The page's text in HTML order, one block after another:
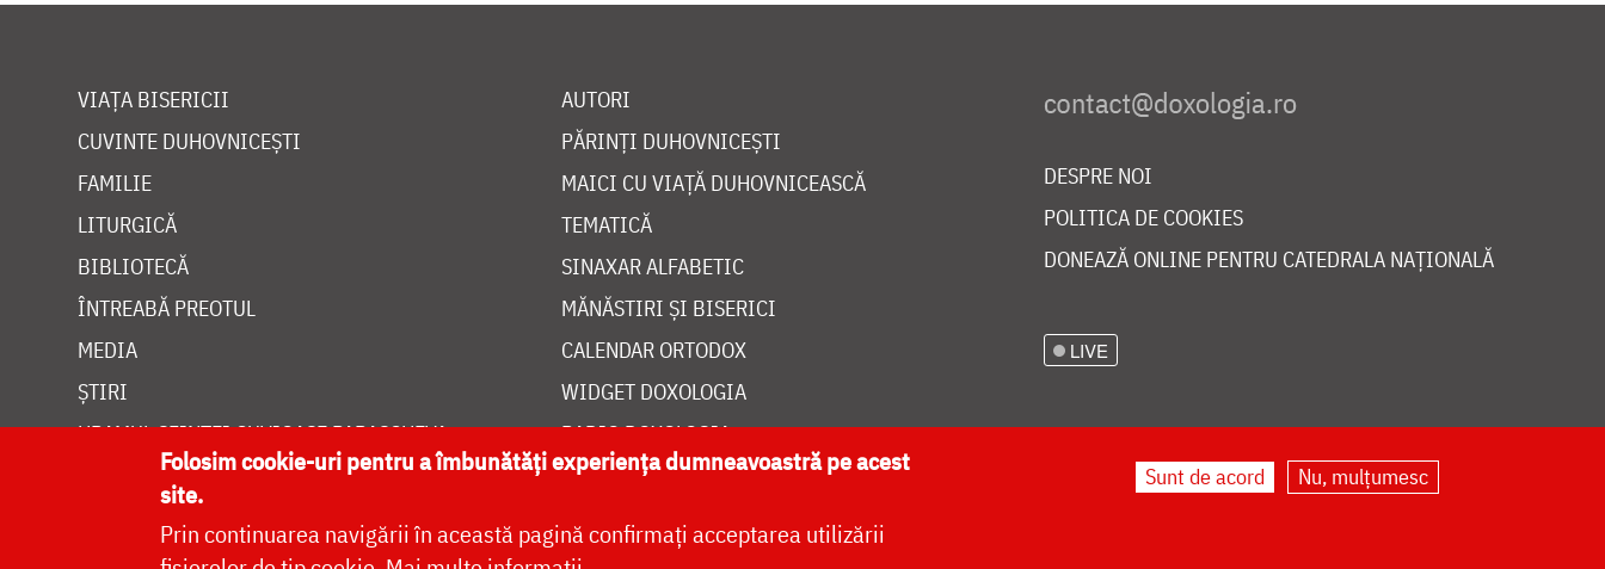
VIAȚA BISERICII
CUVINTE DUHOVNICEȘTI
FAMILIE
LITURGICĂ
BIBLIOTECĂ
ÎNTREABĂ PREOTUL
MEDIA
ȘTIRI
HRAMUL SFINTEI CUVIOASE PARASCHEVA
AUTORI
PĂRINȚI DUHOVNICEȘTI
MAICI CU VIAȚĂ DUHOVNICEASCĂ
TEMATICĂ
SINAXAR ALFABETIC
MĂNĂSTIRI ȘI BISERICI
CALENDAR ORTODOX
WIDGET DOXOLOGIA
RADIO DOXOLOGIA
DESPRE NOI
POLITICA DE COOKIES
DONEAZĂ ONLINE PENTRU CATEDRALA NAȚIONALĂ
LIVE
Folosim cookie-uri pentru a îmbunătăți experiența dumneavoastră pe acest
site.
Prin continuarea navigării în această pagină confirmați acceptarea utilizării
Sunt de acord Nu, mulțumesc